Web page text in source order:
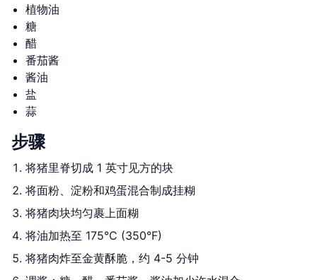
植物油
糖
醋
番茄酱
酱油
盐
蒜
步骤
将猪里脊切成 1 英寸见方的块
将面粉、淀粉和鸡蛋混合制成挂糊
将猪肉块均匀裹上面糊
将油加热至 175°C (350°F)
将猪肉炸至金黄酥脆，约 4-5 分钟